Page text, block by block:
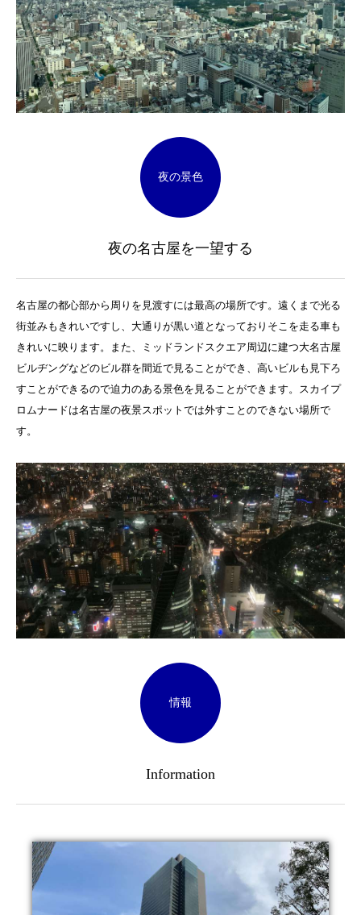
夜の景色
夜の名古屋を一望する
名古屋の都心部から周りを見渡すには最高の場所です。遠くまで光る
街並みもきれいですし、大通りが黒い道となっておりそこを走る車も
きれいに映ります。また、ミッドランドスクエア周辺に建つ大名古屋
ビルヂングなどのビル群を間近で見ることができ、高いビルも見下ろ
すことができるので迫力のある景色を見ることができます。スカイプ
ロムナードは名古屋の夜景スポットでは外すことのできない場所で
す。
情報
Information